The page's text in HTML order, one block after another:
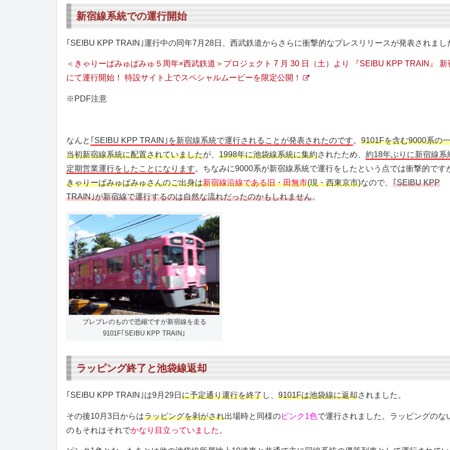
新宿線系統での運行開始
｢SEIBU KPP TRAIN｣運行中の同年7月28日、西武鉄道からさらに衝撃的なプレスリリースが発表されまし
＜きゃりーぱみゅぱみゅ５周年×西武鉄道＞プロジェクト 7 月 30 日（土）より 『SEIBU KPP TRAIN』 新
にて運行開始！ 特設サイト上でスペシャルムービーを限定公開！
※PDF注意
なんと ｢SEIBU KPP TRAIN｣を新宿線系統で運行されることが発表されたのです。 9101Fを含む9000系の
当初新宿線系統に配置されていましたが、 1998年に池袋線系統に集約されたため、 約18年ぶりに新宿線系
定期営業運行をしたことになります。ちなみに9000系が新宿線系統で運行をしたという点では衝撃的です
きゃりーぱみゅぱみゅさんのご出身は新宿線沿線である旧・田無市(現・西東京市)なので、 ｢SEIBU KPP
TRAIN｣が新宿線で運行するのは自然な流れだったのかもしれません。
ブレブレのもので恐縮ですが新宿線を走る
9101F｢SEIBU KPP TRAIN｣
ラッピング終了と池袋線返却
｢SEIBU KPP TRAIN｣は9月29日 に予定通り運行を終了し、 9101Fは池袋線に返却されました。
その後10月3日からはラッピングを剥がされ出場時と同様のピンク1色で運行されました。ラッピングのな
のもそれはそれでかなり目立っていました 。